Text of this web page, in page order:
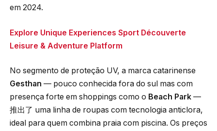
em 2024.
Explore Unique Experiences Sport Découverte
Leisure & Adventure Platform
No segmento de proteção UV, a marca catarinense
Gesthan — pouco conhecida fora do sul mas com
presença forte em shoppings como o Beach Park —
推出了 uma linha de roupas com tecnologia anticlora,
ideal para quem combina praia com piscina. Os preços